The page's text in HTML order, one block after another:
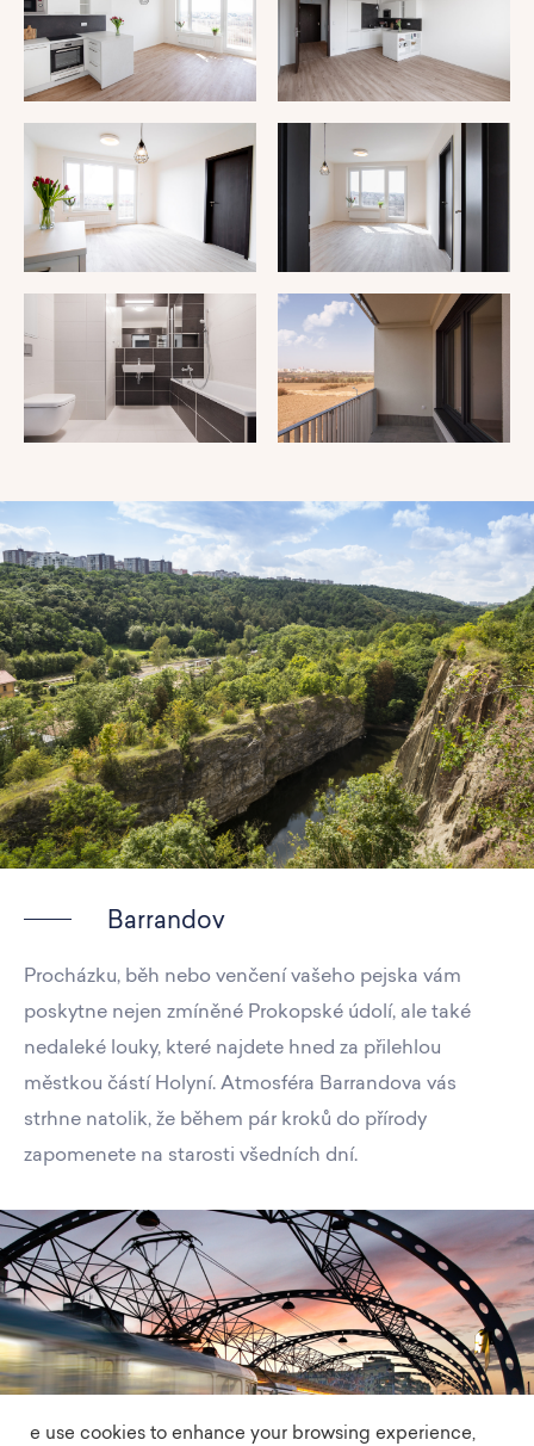
Barrandov
Procházku, běh nebo venčení vašeho pejska vám
poskytne nejen zmíněné Prokopské údolí, ale také
nedaleké louky, které najdete hned za přilehlou
městkou částí Holyní. Atmosféra Barrandova vás
strhne natolik, že během pár kroků do přírody
zapomenete na starosti všedních dní.
e use cookies to enhance your browsing experience,